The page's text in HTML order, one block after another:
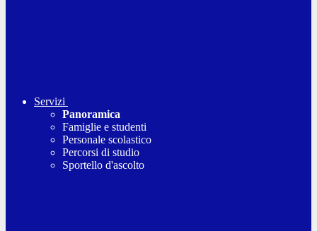
Servizi
Panoramica
Famiglie e studenti
Personale scolastico
Percorsi di studio
Sportello d'ascolto